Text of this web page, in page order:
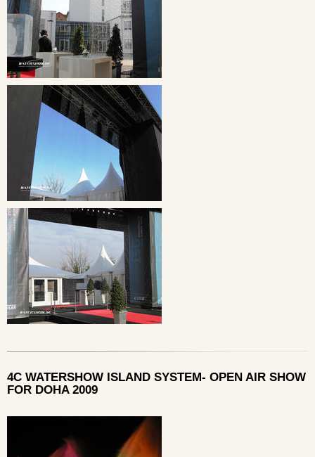
4C WATERSHOW ISLAND SYSTEM- OPEN AIR SHOW
FOR DOHA 2009